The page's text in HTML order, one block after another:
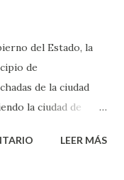
del Estado, la
de
de la ciudad
la ciudad de
LEER MÁS